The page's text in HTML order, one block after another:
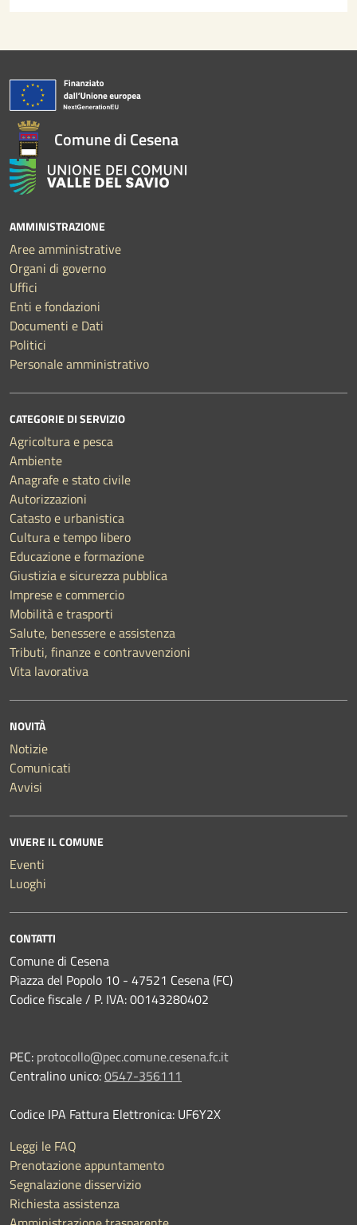
Comune di Cesena
AMMINISTRAZIONE
Aree amministrative
Organi di governo
Uffici
Enti e fondazioni
Documenti e Dati
Politici
Personale amministrativo
CATEGORIE DI SERVIZIO
Agricoltura e pesca
Ambiente
Anagrafe e stato civile
Autorizzazioni
Catasto e urbanistica
Cultura e tempo libero
Educazione e formazione
Giustizia e sicurezza pubblica
Imprese e commercio
Mobilità e trasporti
Salute, benessere e assistenza
Tributi, finanze e contravvenzioni
Vita lavorativa
NOVITÀ
Notizie
Comunicati
Avvisi
VIVERE IL COMUNE
Eventi
Luoghi
CONTATTI
Comune di Cesena
Piazza del Popolo 10 - 47521 Cesena (FC)
Codice fiscale / P. IVA: 00143280402
PEC: protocollo@pec.comune.cesena.fc.it
Centralino unico:0547-356111
Codice IPA Fattura Elettronica: UF6Y2X
Leggi le FAQ
Prenotazione appuntamento
Segnalazione disservizio
Richiesta assistenza